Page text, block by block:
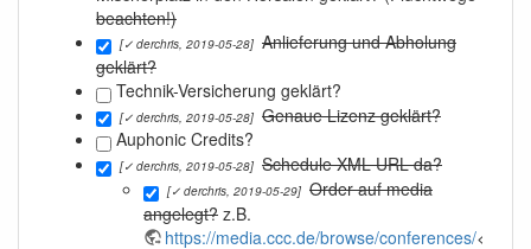
beachten!)
[✓ derchris, 2019-05-28] Anlieferung und Abholung
geklärt?
Technik-Versicherung geklärt?
[✓ derchris, 2019-05-28] Genaue Lizenz geklärt?
Auphonic Credits?
[✓ derchris, 2019-05-28] Schedule XML URL da?
[✓ derchris, 2019-05-29] Order auf media
angelegt? z.B.
https://media.ccc.de/browse/conferences/